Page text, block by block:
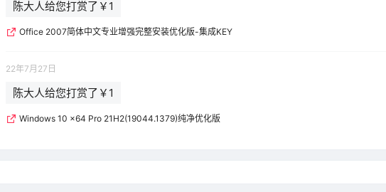
陈大人给您打赏了￥1
Office 2007简体中文专业增强完整安装优化版-集成KEY
22年7月27日
陈大人给您打赏了￥1
Windows 10 x64 Pro 21H2(19044.1379)纯净优化版